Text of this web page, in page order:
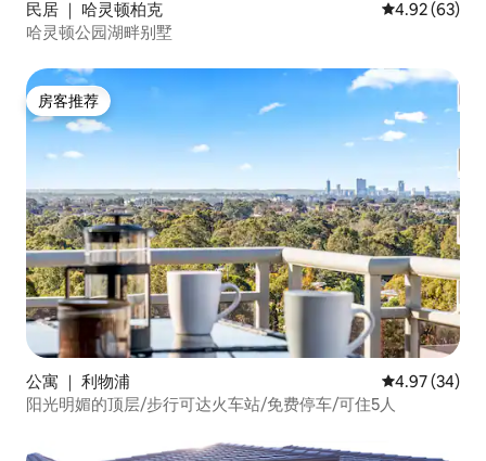
民居 ｜ 哈灵顿柏克 平均评分
4.92 (63)
哈灵顿公园湖畔别墅
房客推荐
房客推荐
公寓 ｜ 利物浦 平均评分
4.97 (34)
阳光明媚的顶层/步行可达火车站/免费停车/可住5人